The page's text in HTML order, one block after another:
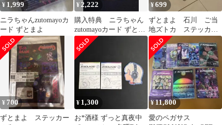
¥ 1,999
ニラちゃんzutomayoカ
ード ずとまよ
¥ 2,222
購入特典 ニラちゃん
zutomayoカード ずとま
よ
¥699
ずとまよ 石川 ご当
地ズトカ ステッカ
ー スナネコ
¥ 700
ずとまよ ステッカー
¥ 1,300
お*酒様 ずっと真夜中
¥11,800
愛のペガサス